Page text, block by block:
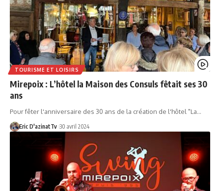
TOURISME ET LOISIRS
Mirepoix : L’hôtel la Maison des Consuls fêtait ses 30
ans
Pour fêter l'anniversaire des 30 ans de la création de l'hôtel "La…
Eric D'azinatTv 30 avril 2024